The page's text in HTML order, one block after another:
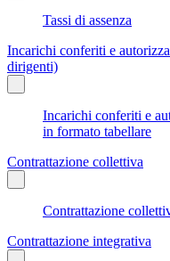
Tassi di assenza
Incarichi conferiti e
dirigenti)
Incarichi conferiti e
in formato tabellare
Contrattazione collettiva
Contrattazione
Contrattazione integrativa